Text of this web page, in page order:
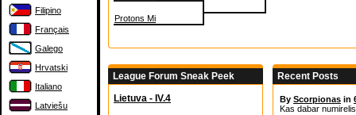
Filipino
Français
Galego
Hrvatski
Italiano
Latviešu
Protons Mi
League Forum Sneak Peek
Lietuva - IV.4
Recent Posts
By Scorpionas in
Kas dabar